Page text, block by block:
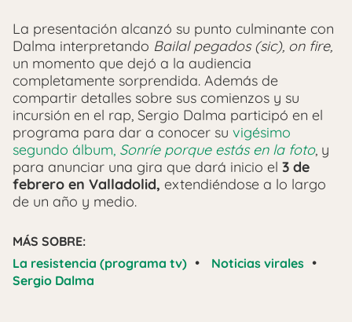
La presentación alcanzó su punto culminante con
Dalma interpretando Bailal pegados (sic), on fire,
un momento que dejó a la audiencia
completamente sorprendida. Además de
compartir detalles sobre sus comienzos y su
incursión en el rap, Sergio Dalma participó en el
programa para dar a conocer su vigésimo
segundo álbum, Sonríe porque estás en la foto, y
para anunciar una gira que dará inicio el 3 de
febrero en Valladolid, extendiéndose a lo largo
de un año y medio.
MÁS SOBRE:
La resistencia (programa tv) • Noticias virales •
Sergio Dalma